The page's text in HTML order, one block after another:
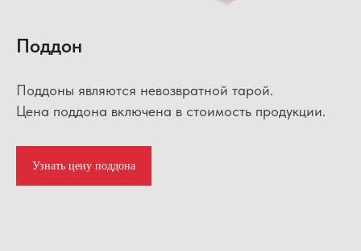
Поддон
Поддоны являются невозвратной тарой.
Цена поддона включена в стоимость продукции.
Узнать цену поддона